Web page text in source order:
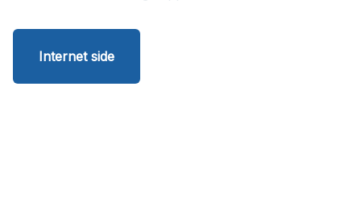
Internet side